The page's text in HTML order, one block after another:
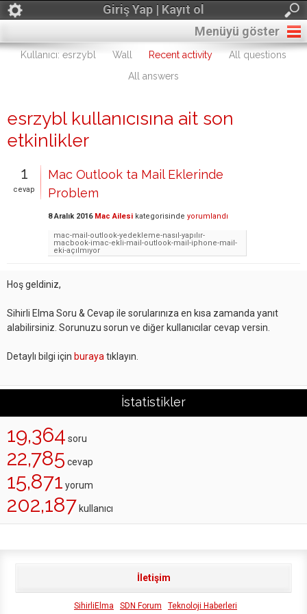
Giriş Yap | Kayıt ol
Menüyü göster
Kullanıcı: esrzybl Wall Recent activity
All questions
All answers
esrzybl kullanıcısına ait son
etkinlikler
1
cevap
Mac Outlook ta Mail Eklerinde
Problem
8 Aralık 2016 Mac Ailesi kategorisinde yorumlandı
mac-mail-outlook-yedekleme-nasıl-yapılır-
macbook-imac-ekli-mail-outlook-mail-iphone-mail-
eki-açılmıyor
Hoş geldiniz,
Sihirli Elma Soru & Cevap ile sorularınıza en kısa zamanda yanıt
alabilirsiniz. Sorunuzu sorun ve diğer kullanıcılar cevap versin.
Detaylı bilgi için buraya tıklayın.
İstatistikler
19,364 soru
22,785 cevap
15,871 yorum
202,187 kullanıcı
İletişim
SihirliElma SDN Forum
Teknoloji Haberleri